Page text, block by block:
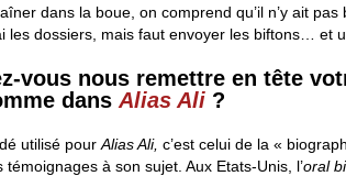
dans la boue, on comprend qu’il n’y ait
les dossiers, mais faut envoyer les biftons… et
vous nous remettre en tête
dans Alias Ali ?
utilisé pour Alias Ali, c’est celui de la «
témoignages à son sujet. Aux Etats-Unis, l’oral